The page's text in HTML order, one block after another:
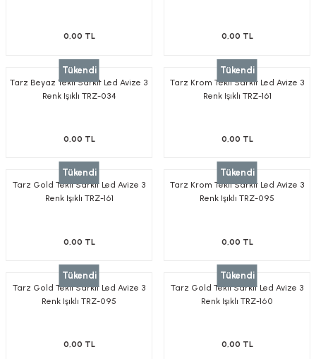
0,00 TL 0,00 TL
Tükendi
Tarz Beyaz Tekli Sarkıt Led Avize 3
Renk Işıklı TRZ-034
0,00 TL
Tükendi
Tarz Krom Tekli Sarkıt Led Avize 3
Renk Işıklı TRZ-161
0,00 TL
Tükendi
Tarz Gold Tekli Sarkıt Led Avize 3
Renk Işıklı TRZ-161
0,00 TL
Tükendi
Tarz Krom Tekli Sarkıt Led Avize 3
Renk Işıklı TRZ-095
0,00 TL
Tükendi
Tarz Gold Tekli Sarkıt Led Avize 3
Renk Işıklı TRZ-095
0,00 TL
Tükendi
Tarz Gold Tekli Sarkıt Led Avize 3
Renk Işıklı TRZ-160
0,00 TL